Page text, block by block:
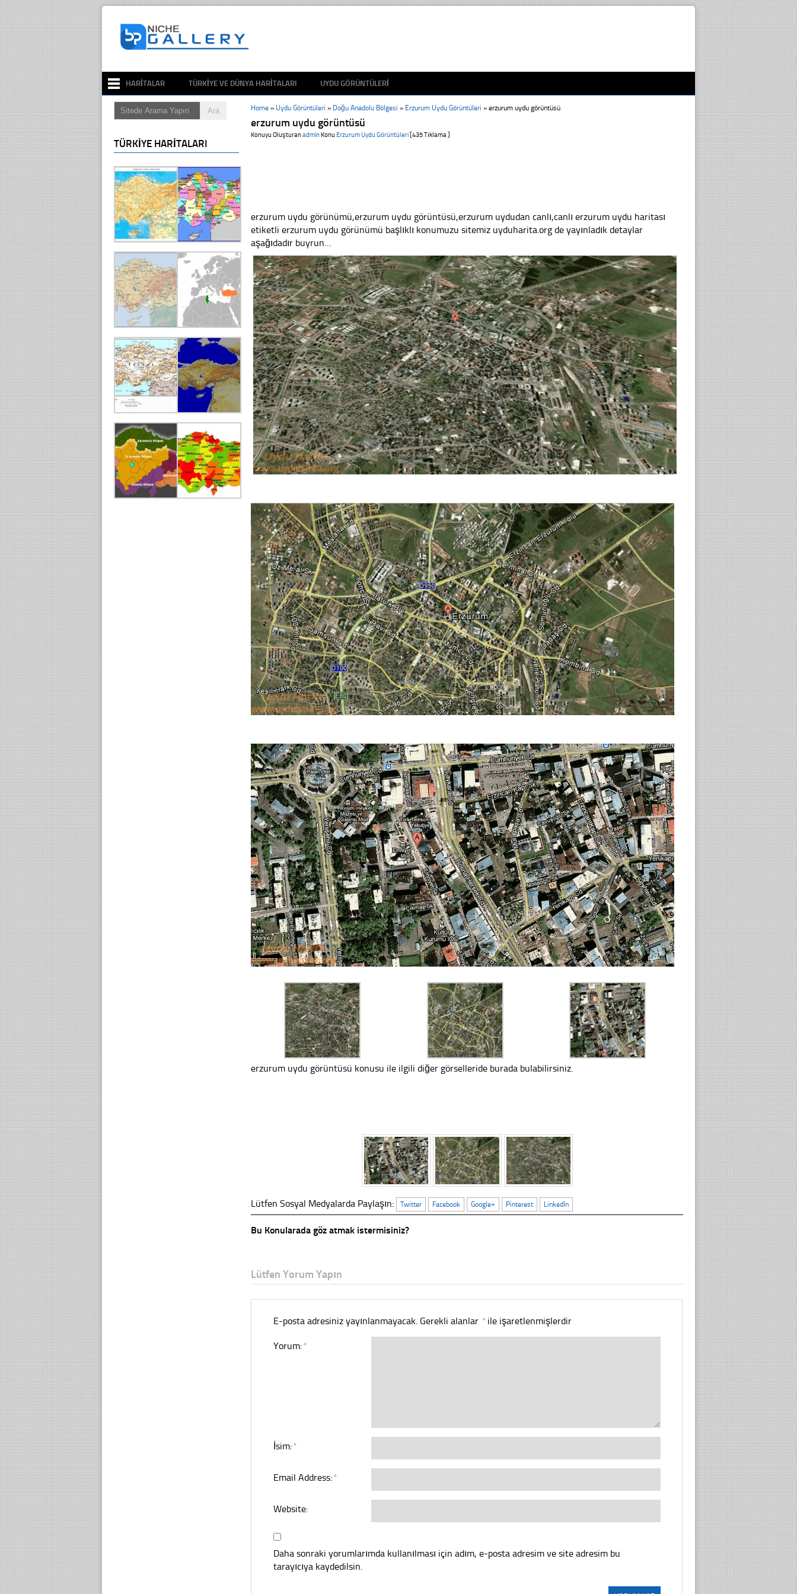
HARITALAR TÜRKIYE VE DÜNYA HARITALARI UYDU GÖRÜNTÜLERI
Home » Uydu Görüntüleri » Doğu Anadolu Bölgesi » Erzurum Uydu Görüntüleri »erzurum uydu görüntüsü
erzurum uydu görüntüsü
Konuyu Oluşturanadmin Konu Erzurum Uydu Görüntüleri [435 Tıklama ]
erzurum uydu görünümü,erzurum uydu görüntüsü,erzurum uydudan canlı,canlı erzurum uydu haritası
etiketli erzurum uydu görünümü başlıklı konumuzu sitemiz uyduharita.org de yayınladık detaylar
aşağıdadır buyrun…
erzurum uydu görüntüsü konusu ile ilgili diğer görselleride burada bulabilirsiniz.
Lütfen Sosyal Medyalarda Paylaşın: Twitter Facebook Google+ Pinterest LinkedIn
Bu Konularada göz atmak istermisiniz?
Lütfen Yorum Yapın
E-posta adresiniz yayınlanmayacak. Gerekli alanlar *ile işaretlenmişlerdir
Yorum:*
İsim:*
Email Address:*
Website:
Daha sonraki yorumlarımda kullanılması için adım, e-posta adresim ve site adresim bu
tarayıcıya kaydedilsin.
TÜRKIYE HARITALARI